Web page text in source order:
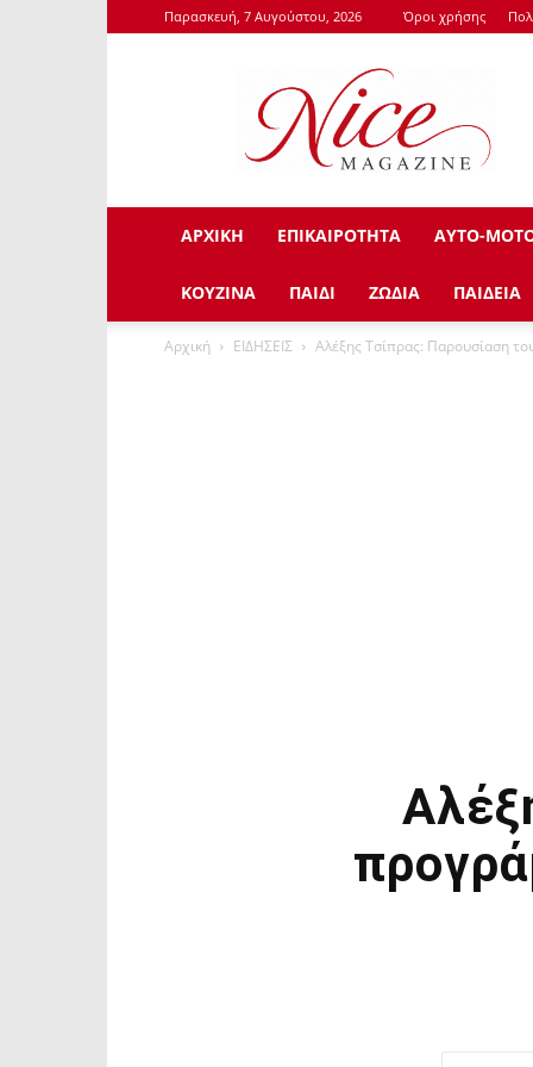
Παρασκευή, 7 Αυγούστου, 2026 Όροι χρήσης
NiceMagazine.Gr
ΑΡΧΙΚΗ ΕΠΙΚΑΙΡΟΤΗΤΑ ΑΥΤΟ-
ΚΟΥΖΙΝΑ ΠΑΙΔΙ ΖΩΔΙΑ ΠΑΙΔΕΙΑ
Αρχική ΕΙΔΗΣΕΙΣ Αλέξης Τσίπρας: Παρουσίαση